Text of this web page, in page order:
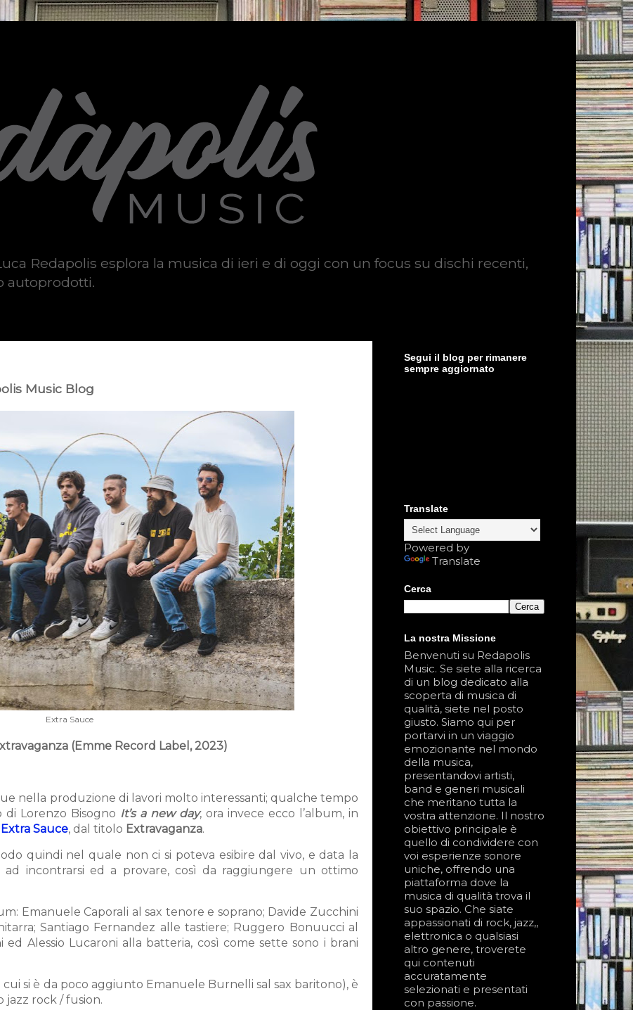
Redapolis esplora la musica di ieri e di oggi con un focus su dischi recenti,
autoprodotti.
Music Blog
Extra Sauce
(Emme Record Label, 2023)
nella produzione di lavori molto interessanti; qualche tempo
Lorenzo Bisogno It’s a new day, ora invece ecco l’album, in
Extra Sauce, dal titolo Extravaganza.
quindi nel quale non ci si poteva esibire dal vivo, e data la
incontrarsi ed a provare, così da raggiungere un ottimo
Emanuele Caporali al sax tenore e soprano; Davide Zucchini
Santiago Fernandez alle tastiere; Ruggero Bonuucci al
ed Alessio Lucaroni alla batteria, così come sette sono i brani
si è da poco aggiunto Emanuele Burnelli sal sax baritono), è
jazz rock / fusion.
Segui il blog per rimanere
sempre aggiornato
Translate
Powered by
Translate
Cerca
La nostra Missione
Benvenuti su Redapolis
Music. Se siete alla ricerca
di un blog dedicato alla
scoperta di musica di
qualità, siete nel posto
giusto. Siamo qui per
portarvi in un viaggio
emozionante nel mondo
della musica,
presentandovi artisti,
band e generi musicali
che meritano tutta la
vostra attenzione. Il nostro
obiettivo principale è
quello di condividere con
voi esperienze sonore
uniche, offrendo una
piattaforma dove la
musica di qualità trova il
suo spazio. Che siate
appassionati di rock, jazz,,
elettronica o qualsiasi
altro genere, troverete
qui contenuti
accuratamente
selezionati e presentati
con passione.